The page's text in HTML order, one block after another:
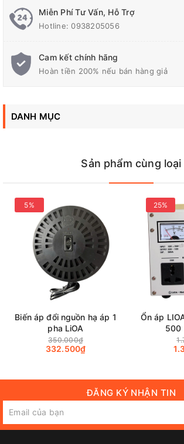
Thông LiOAmà quý khách đang quan tâm.
056
Miễn Phí Tư Vấn, Hỗ Trợ
Hotline:0938205056
Cam kết chính hãng
Hoàn tiền 200% nếu bán hàng giả
DANH MỤC
Sản phẩm cùng loại
5%
Biến áp đổi nguồn hạ áp 1
pha LiOA
350.000₫
332.500₫
25%
Ổn áp
500
ĐĂNG KÝ NHẬN TIN